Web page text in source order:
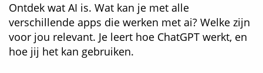
Ontdek wat AI is. Wat kan je met alle
verschillende apps die werken met ai? Welke zijn
voor jou relevant. Je leert hoe ChatGPT werkt, en
hoe jij het kan gebruiken.